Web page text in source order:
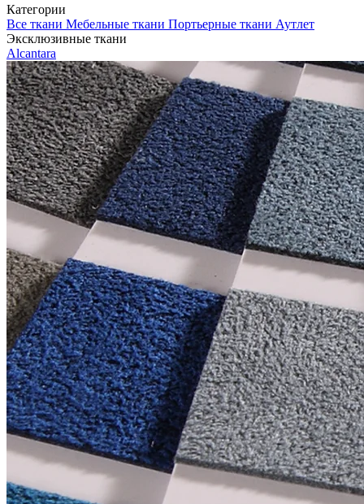
Категории
Все ткани Мебельные ткани Портьерные ткани Аутлет
Эксклюзивные ткани
Alcantara